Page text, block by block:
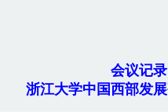
会议记录
浙江大学中国西部发